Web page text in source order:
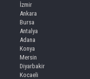
İzmir
Ankara
Bursa
Antalya
Adana
Konya
Mersin
Diyarbakir
Kocaeli